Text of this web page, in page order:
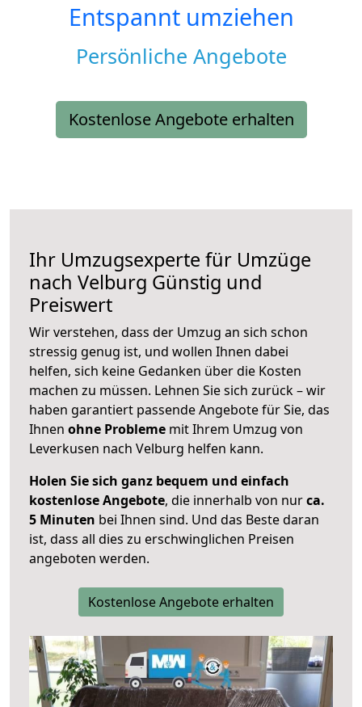
Entspannt umziehen
Persönliche Angebote
Kostenlose Angebote erhalten
Ihr Umzugsexperte für Umzüge
nach Velburg Günstig und
Preiswert
Wir verstehen, dass der Umzug an sich schon
stressig genug ist, und wollen Ihnen dabei
helfen, sich keine Gedanken über die Kosten
machen zu müssen. Lehnen Sie sich zurück – wir
haben garantiert passende Angebote für Sie, das
Ihnen ohne Probleme mit Ihrem Umzug von
Leverkusen nach Velburg helfen kann.
Holen Sie sich ganz bequem und einfach
kostenlose Angebote, die innerhalb von nurca.
5 Minuten bei Ihnen sind. Und das Beste daran
ist, dass all dies zu erschwinglichen Preisen
angeboten werden.
Kostenlose Angebote erhalten